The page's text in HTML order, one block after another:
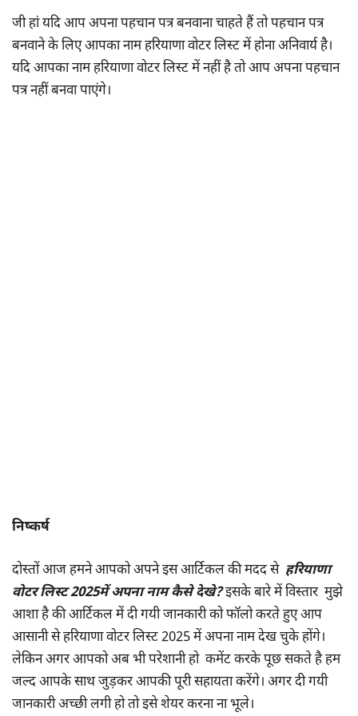
जी हां यदि आप अपना पहचान पत्र बनवाना चाहते हैं तो पहचान पत्र
बनवाने के लिए आपका नाम हरियाणा वोटर लिस्ट में होना अनिवार्य है।
यदि आपका नाम हरियाणा वोटर लिस्ट में नहीं है तो आप अपना पहचान
पत्र नहीं बनवा पाएंगे।
निष्कर्ष
दोस्तों आज हमने आपको अपने इस आर्टिकल की मदद से हरियाणा
वोटर लिस्ट 2025में अपना नाम कैसे देखे?इसके बारे में विस्तार मुझे
आशा है की आर्टिकल में दी गयी जानकारी को फॉलो करते हुए आप
आसानी से हरियाणा वोटर लिस्ट 2025 में अपना नाम देख चुके होंगे।
लेकिन अगर आपको अब भी परेशानी हो कमेंट करके पूछ सकते है हम
जल्द आपके साथ जुड़कर आपकी पूरी सहायता करेंगे। अगर दी गयी
जानकारी अच्छी लगी हो तो इसे शेयर करना ना भूले।